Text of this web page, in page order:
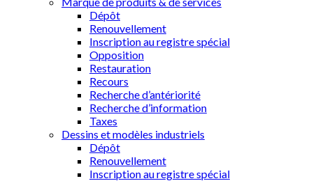
Dépôt
Renouvellement
Inscription au registre spécial
Opposition
Restauration
Recours
Recherche d’antériorité
Recherche d’information
Taxes
Dessins et modèles industriels
Dépôt
Renouvellement
Inscription au registre spécial